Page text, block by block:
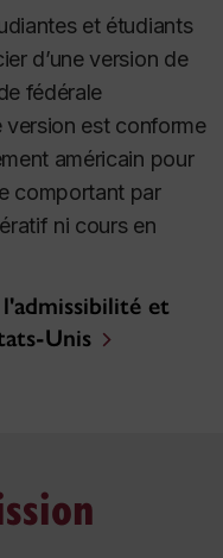
et étudiants
d’une version de
fédérale
version est conforme
américain pour
comportant par
ni cours en
et
Unis